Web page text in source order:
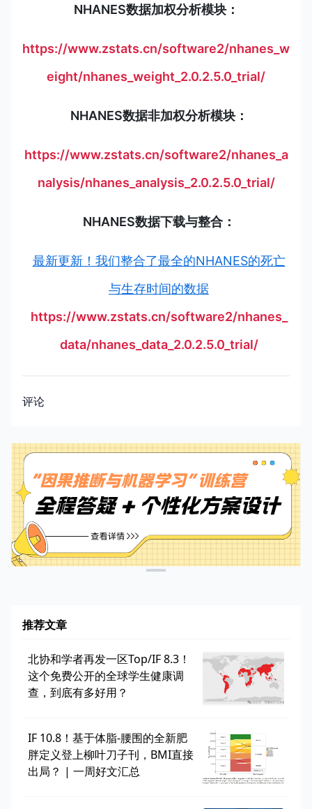
NHANES数据加权分析模块：
https://www.zstats.cn/software2/nhanes_w
eight/nhanes_weight_2.0.2.5.0_trial/
NHANES数据非加权分析模块：
https://www.zstats.cn/software2/nhanes_a
nalysis/nhanes_analysis_2.0.2.5.0_trial/
NHANES数据下载与整合：
最新更新！我们整合了最全的NHANES的死亡
与生存时间的数据
https://www.zstats.cn/software2/nhanes_
data/nhanes_data_2.0.2.5.0_trial/
评论
推荐文章
北协和学者再发一区Top/IF 8.3！
这个免费公开的全球学生健康调
查，到底有多好用？
IF 10.8！基于体脂-腰围的全新肥
胖定义登上柳叶刀子刊，BMI直接
出局？ | 一周好文汇总